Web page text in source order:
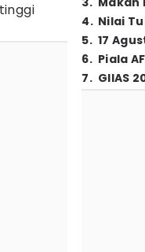
4. Nilai
5. 17
6. Piala
7. GIIAS